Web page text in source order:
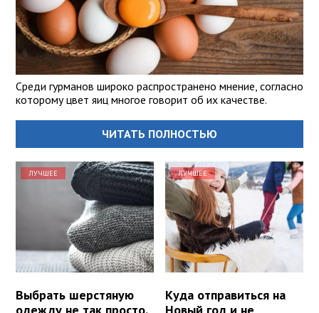
Среди гурманов широко распространено мнение, согласно
которому цвет яиц многое говорит об их качестве.
ЧИТАТЬ ПОЛНОСТЬЮ
ЛУЧШЕЕ
Выбрать шерстяную
одежду не так просто.
ЛУЧШЕЕ
Куда отправиться на
Новый год и не